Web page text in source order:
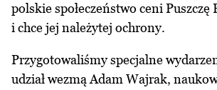
polskie społeczeństwo ceni Puszczę
i chce jej należytej ochrony.
Przygotowaliśmy specjalne
udział wezmą Adam Wajrak,